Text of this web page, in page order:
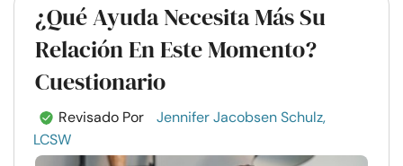
¿Qué Ayuda Necesita Más Su
Relación En Este Momento?
Cuestionario
Revisado Por
Jennifer Jacobsen Schulz,
LCSW